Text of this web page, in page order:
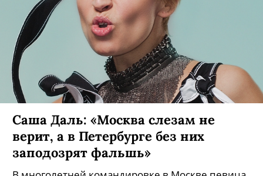
Саша Даль: «Москва слезам не
верит, а в Петербурге без них
заподозрят фальшь»